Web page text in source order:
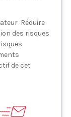
Réduire
des risques
de cet